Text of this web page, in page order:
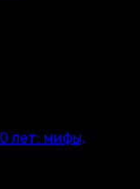
лет: мифы,